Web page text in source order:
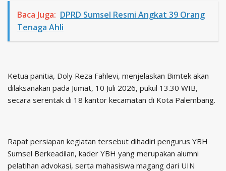
Baca Juga: DPRD Sumsel Resmi Angkat 39 Orang
Tenaga Ahli
Ketua panitia, Doly Reza Fahlevi, menjelaskan Bimtek akan
dilaksanakan pada Jumat, 10 Juli 2026, pukul 13.30 WIB,
secara serentak di 18 kantor kecamatan di Kota Palembang.
Rapat persiapan kegiatan tersebut dihadiri pengurus YBH
Sumsel Berkeadilan, kader YBH yang merupakan alumni
pelatihan advokasi, serta mahasiswa magang dari UIN